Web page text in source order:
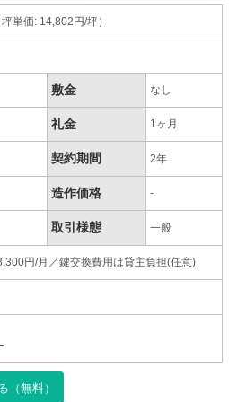
単価: 14,802円/坪）
敷金 なし
礼金 1ヶ月
契約期間 2年
造作価格 -
取引様態 一般
円/月／鍵交換費用は貸主負担(任意)
（無料）